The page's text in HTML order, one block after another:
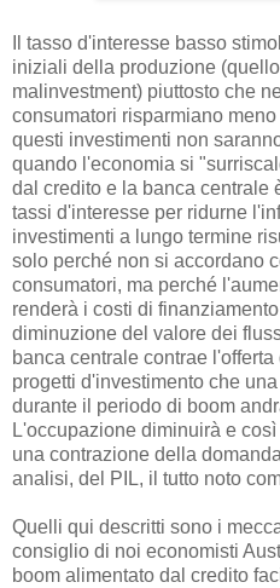
Il tasso d'interesse basso
iniziali della produzione
malinvestment) piuttosto che
consumatori risparmiano
questi investimenti non
quando l'economia si
dal credito e la banca centrale
tassi d'interesse per ridurne
investimenti a lungo termine
solo perché non si accordano
consumatori, ma perché
renderà i costi di
diminuzione del valore dei
banca centrale contrae
progetti d'investimento che
durante il periodo di boom
L'occupazione diminuirà e
una contrazione della
analisi, del PIL, il tutto noto
Quelli qui descritti sono i
consiglio di noi economisti
boom alimentato dal credito